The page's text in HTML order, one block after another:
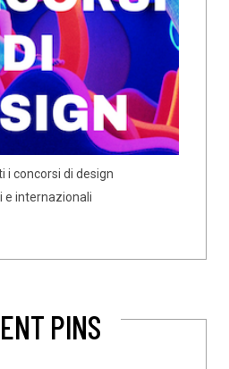
i concorsi di design
e internazionali
PINS